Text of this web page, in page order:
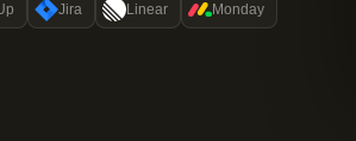
Jira Linear Monday